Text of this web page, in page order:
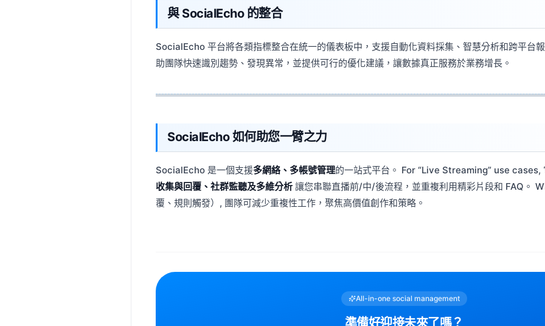
與 SocialEcho 的整合
SocialEcho 平台將各類指標整合在統一的儀表板中，支援自動化資料採集、智慧分析和跨平台
助團隊快速識別趨勢、發現異常，並提供可行的優化建議，讓數據真正服務於業務增長。
SocialEcho 如何助您一臂之力
SocialEcho 是一個支援多網絡、多帳號管理的一站式平台。 For “Live Streaming” use cases,
收集與回覆、社群監聽及多維分析 讓您串聯直播前/中/後流程，並重複利用精彩片段和 FAQ。
覆、規則觸發）, 團隊可減少重複性工作，聚焦高價值創作和策略。
All-in-one social management
準備好迎接未來了嗎？